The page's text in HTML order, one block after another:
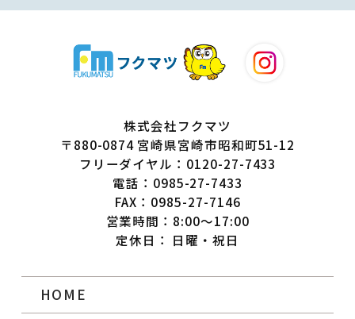
株式会社フクマツ
〒880-0874 宮崎県宮崎市昭和町51-12
フリーダイヤル：0120-27-7433
電話：0985-27-7433
FAX：0985-27-7146
営業時間：8:00～17:00
定休日： 日曜・祝日
HOME